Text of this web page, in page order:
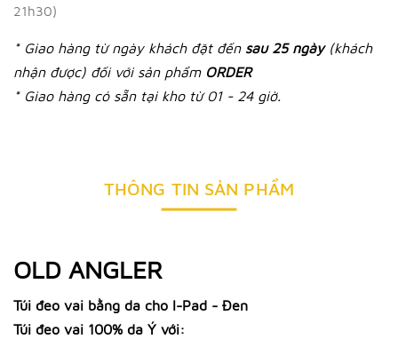
21h30)
* Giao hàng từ ngày khách đặt đến sau 25 ngày (khách
nhận được) đối với sản phẩm ORDER
* Giao hàng có sẵn tại kho từ 01 - 24 giờ.
THÔNG TIN SẢN PHẨM
OLD ANGLER
Túi đeo vai bằng da cho I-Pad - Đen
Túi đeo vai 100% da Ý với: